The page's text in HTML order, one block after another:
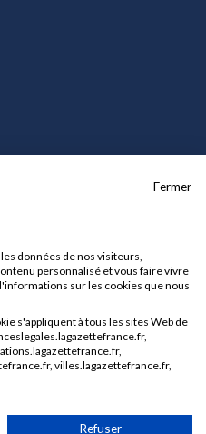
Fermer
données de nos visiteurs,
personnalisé et vous faire vivre
sur les cookies que nous
s'appliquent à tous les sites Web de
villes.lagazettefrance.fr,
Refuser